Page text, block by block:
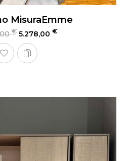
MisuraEmme
€ 5.278,00 €